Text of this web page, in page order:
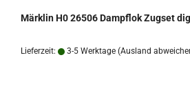
Märk­lin H0 26506 Dampf­lok Zugs­et
Lieferzeit: 3-5 Werktage (Ausland